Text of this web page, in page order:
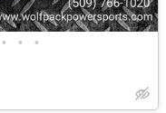
• • •